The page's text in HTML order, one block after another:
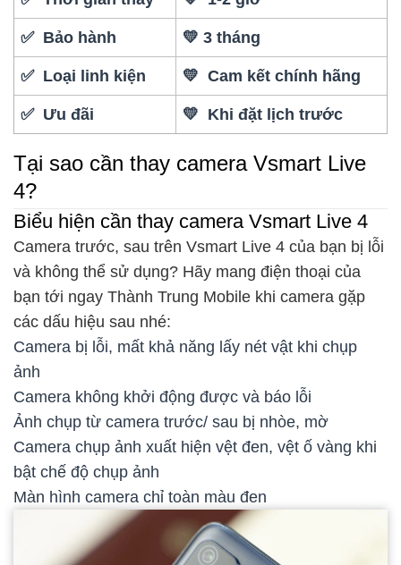
✅ Bảo hành 💛 3 tháng
✅ Loại linh kiện 💛 Cam kết chính hãng
✅ Ưu đãi 💛 Khi đặt lịch trước
Tại sao cần thay camera Vsmart Live
4?
Biểu hiện cần thay camera Vsmart Live 4
Camera trước, sau trên Vsmart Live 4 của bạn bị lỗi
và không thể sử dụng? Hãy mang điện thoại của
bạn tới ngay Thành Trung Mobile khi camera gặp
các dấu hiệu sau nhé:
Camera bị lỗi, mất khả năng lấy nét vật khi chụp
ảnh
Camera không khởi động được và báo lỗi
Ảnh chụp từ camera trước/ sau bị nhòe, mờ
Camera chụp ảnh xuất hiện vệt đen, vệt ố vàng khi
bật chế độ chụp ảnh
Màn hình camera chỉ toàn màu đen